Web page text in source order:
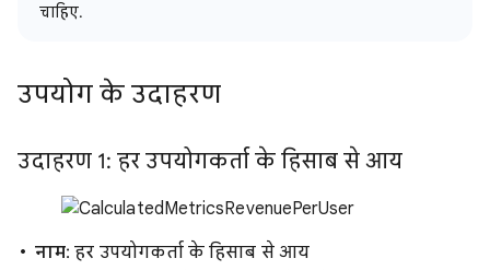
चाहिए.
उपयोग के उदाहरण
उदाहरण 1: हर उपयोगकर्ता के हिसाब से आय
नाम: हर उपयोगकर्ता के हिसाब से आय